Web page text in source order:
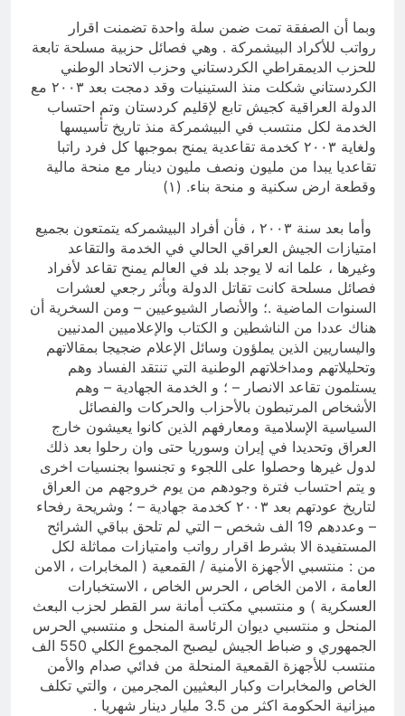
وبما أن الصفقة تمت ضمن سلة واحدة تضمنت اقرار
رواتب للأكراد البيشمركة . وهي فصائل حزبية مسلحة تابعة
للحزب الديمقراطي الكردستاني وحزب الاتحاد الوطني
الكردستاني شكلت منذ الستينيات وقد دمجت بعد ۲۰۰۳ مع
الدولة العراقية كجيش تابع لإقليم كردستان وتم احتساب
الخدمة لكل منتسب في البيشمركة منذ تاريخ تأسيسها
ولغاية ۲۰۰۳ كخدمة تقاعدية يمنح بموجبها كل فرد راتبا
تقاعديا يبدا من مليون ونصف مليون دينار مع منحة مالية
وقطعة ارض سكنية و منحة بناء. (۱)
وأما بعد سنة ۲۰۰۳ ، فأن أفراد البيشمركه يتمتعون بجميع
امتیازات الجيش العراقي الحالي في الخدمة والتقاعد
وغيرها ، علما انه لا يوجد بلد في العالم يمنح تقاعد لأفراد
فصائل مسلحة كانت تقاتل الدولة وبأثر رجعي لعشرات
السنوات الماضية .؛ والأنصار الشيوعيين – ومن السخرية أن
هناك عددا من الناشطين و الكتاب والإعلاميين المدنيين
واليساريين الذين يملؤون وسائل الإعلام ضجيجا بمقالاتهم
وتحليلاتهم ومداخلاتهم الوطنية التي تنتقد الفساد وهم
يستلمون تقاعد الانصار – ؛ و الخدمة الجهادية – وهم
الأشخاص المرتبطون بالأحزاب والحركات والفصائل
السياسية الإسلامية ومعارفهم الذين كانوا يعيشون خارج
العراق وتحديدا في إيران وسوريا حتى وان رحلوا بعد ذلك
لدول غيرها وحصلوا على اللجوء و تجنسوا بجنسيات اخرى
و يتم احتساب فترة وجودهم من يوم خروجهم من العراق
لتاريخ عودتهم بعد ۲۰۰۳ كخدمة جهادية – ؛ وشريحة رفحاء
– وعددهم 19 الف شخص – التي لم تلحق بباقي الشرائح
المستفيدة الا بشرط اقرار رواتب وامتیازات مماثلة لكل
من : منتسبي الأجهزة الأمنية / القمعية ( المخابرات ، الامن
العامة ، الامن الخاص ، الحرس الخاص ، الاستخبارات
العسكرية ) و منتسبي مكتب أمانة سر القطر لحزب البعث
المنحل و منتسبي ديوان الرئاسة المنحل و منتسبي الحرس
الجمهوري و ضباط الجيش ليصبح المجموع الكلي 550 الف
منتسب للأجهزة القمعية المنحلة من فدائي صدام والأمن
الخاص والمخابرات وكبار البعثيين المجرمين ، والتي تكلف
ميزانية الحكومة اكثر من 3.5 مليار دينار شهريا .